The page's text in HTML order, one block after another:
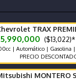
TRAX
5,990,000 ($13,022)*
| Automático | Gasolina |
PRECIO DESCONTADO
MONTERO